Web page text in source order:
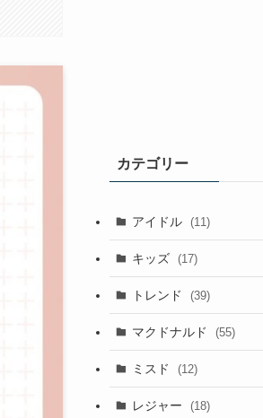
カテゴリー
アイドル (11)
キッズ (17)
トレンド (39)
マクドナルド (55)
ミスド (12)
レジャー (18)